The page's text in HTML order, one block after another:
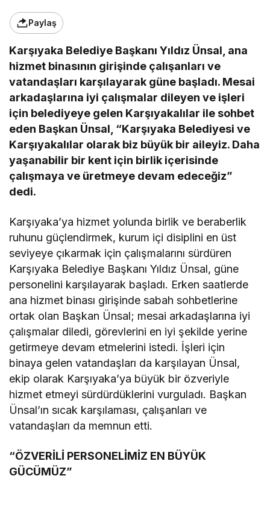
Paylaş
Karşıyaka Belediye Başkanı Yıldız Ünsal, ana
hizmet binasının girişinde çalışanları ve
vatandaşları karşılayarak güne başladı. Mesai
arkadaşlarına iyi çalışmalar dileyen ve işleri
için belediyeye gelen Karşıyakalılar ile sohbet
eden Başkan Ünsal, “Karşıyaka Belediyesi ve
Karşıyakalılar olarak biz büyük bir aileyiz. Daha
yaşanabilir bir kent için birlik içerisinde
çalışmaya ve üretmeye devam edeceğiz”
dedi.
Karşıyaka’ya hizmet yolunda birlik ve beraberlik
ruhunu güçlendirmek, kurum içi disiplini en üst
seviyeye çıkarmak için çalışmalarını sürdüren
Karşıyaka Belediye Başkanı Yıldız Ünsal, güne
personelini karşılayarak başladı. Erken saatlerde
ana hizmet binası girişinde sabah sohbetlerine
ortak olan Başkan Ünsal; mesai arkadaşlarına iyi
çalışmalar diledi, görevlerini en iyi şekilde yerine
getirmeye devam etmelerini istedi. İşleri için
binaya gelen vatandaşları da karşılayan Ünsal,
ekip olarak Karşıyaka’ya büyük bir özveriyle
hizmet etmeyi sürdürdüklerini vurguladı. Başkan
Ünsal’ın sıcak karşılaması, çalışanları ve
vatandaşları da memnun etti.
“ÖZVERİLİ PERSONELİMİZ EN BÜYÜK
GÜCÜMÜZ”